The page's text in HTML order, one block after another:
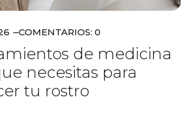
COMENTARIOS: 0
de medicina
necesitas para
tu rostro